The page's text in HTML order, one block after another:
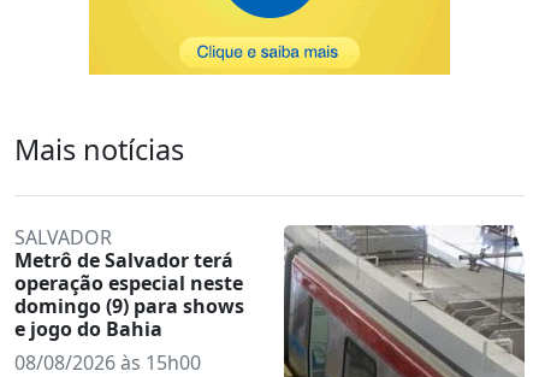
Mais notícias
SALVADOR
Metrô de Salvador terá
operação especial neste
domingo (9) para shows
e jogo do Bahia
08/08/2026 às 15h00